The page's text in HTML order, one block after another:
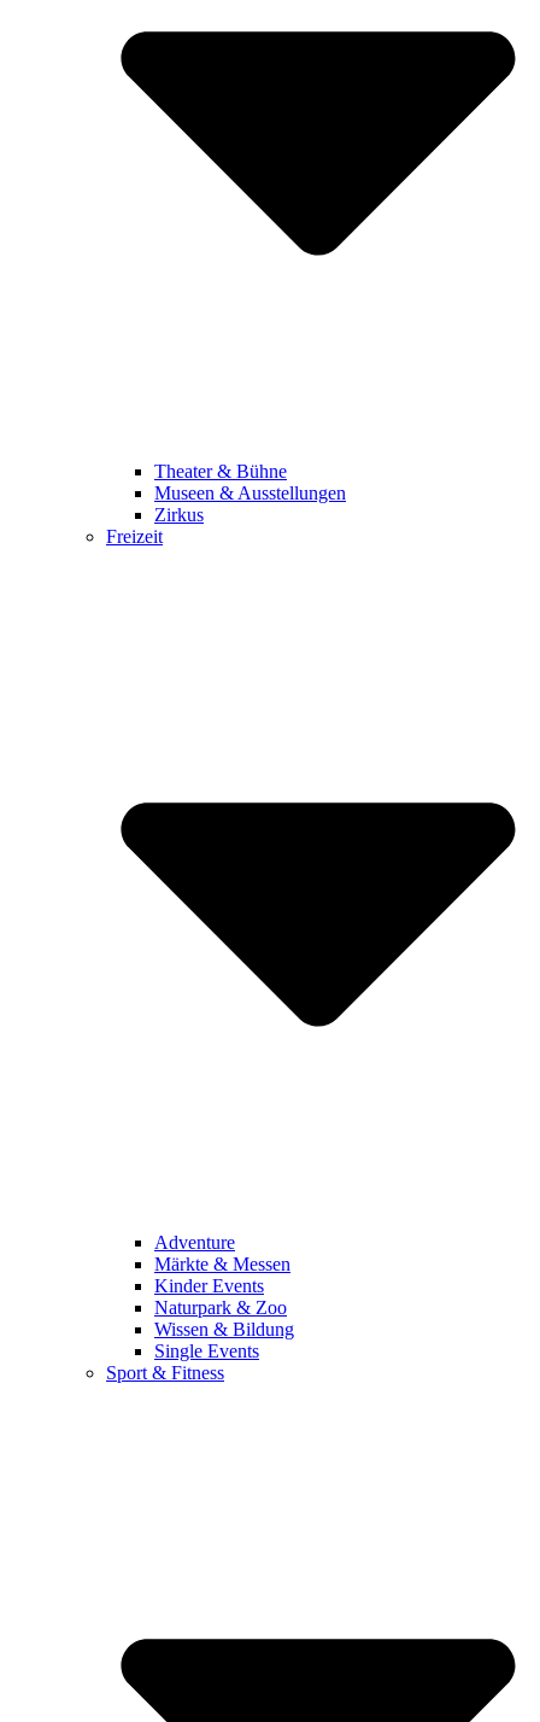
Theater & Bühne
Museen & Ausstellungen
Zirkus
Freizeit
Adventure
Märkte & Messen
Kinder Events
Naturpark & Zoo
Wissen & Bildung
Single Events
Sport & Fitness